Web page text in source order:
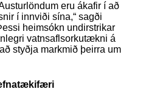
eru ákafir í að
í innviði sína,“ sagði
heimsókn undirstrikar
vatnsaflsorkutækni á
styðja markmið þeirra um